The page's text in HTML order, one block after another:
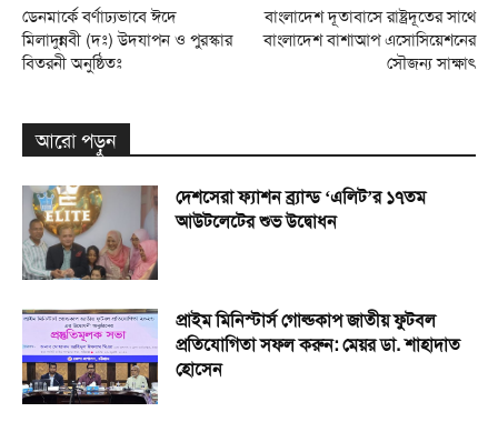
ডেনমা‌র্কে বর্ণাঢ‌্যভা‌বে ঈ‌দে
মিলাদুন্নবী (দঃ) উদযাপন ও পুরস্কার
বিতরনী অনু‌ষ্ঠিতঃ
বাংলাদেশ দূতাবাসে রাষ্ট্রদূতের সাথে
বাংলাদেশ বাশাআপ এসোসিয়েশনের
সৌজন্য সাক্ষাৎ
আরো পড়ুন
দেশসেরা ফ্যাশন ব্র্যান্ড ‘এলিট’র ১৭তম
আউটলেটের শুভ উদ্বোধন
প্রাইম মিনিস্টার্স গোল্ডকাপ জাতীয় ফুটবল
প্রতিযোগিতা সফল করুন: মেয়র ডা. শাহাদাত
হোসেন